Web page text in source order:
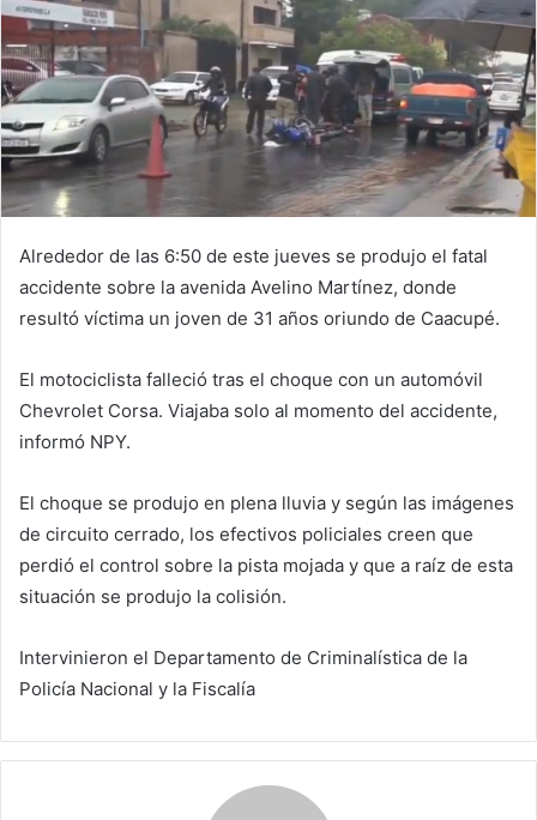
Alrededor de las 6:50 de este jueves se produjo el fatal
accidente sobre la avenida Avelino Martínez, donde
resultó víctima un joven de 31 años oriundo de Caacupé.
El motociclista falleció tras el choque con un automóvil
Chevrolet Corsa. Viajaba solo al momento del accidente,
informó NPY.
El choque se produjo en plena lluvia y según las imágenes
de circuito cerrado, los efectivos policiales creen que
perdió el control sobre la pista mojada y que a raíz de esta
situación se produjo la colisión.
Intervinieron el Departamento de Criminalística de la
Policía Nacional y la Fiscalía